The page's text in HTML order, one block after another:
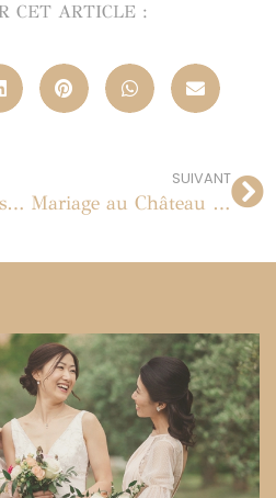
CET ARTICLE :
Ingrid + Thomas : séance de portraits dans Paris le 29 mai 2012
SUIVANT
Mariage au Château Soulac en Dordogne